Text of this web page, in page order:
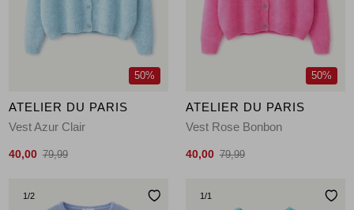
50%
ATELIER DU PARIS
Vest Azur Clair
40,00 79,99
50%
ATELIER DU PARIS
Vest Rose Bonbon
40,00 79,99
1/2 1/1